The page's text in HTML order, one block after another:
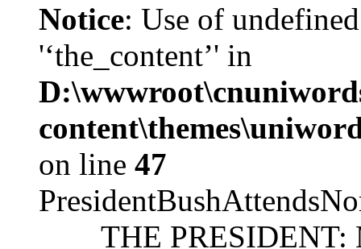
Notice: Use of
'‘the_content’' in
on line 47
THE PRESIDENT: